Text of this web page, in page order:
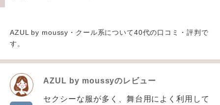
AZUL by moussy・クール系について40代の口コミ・評判で
す。
AZUL by moussyのレビュー
セクシーな服が多く、舞台用によく利用して